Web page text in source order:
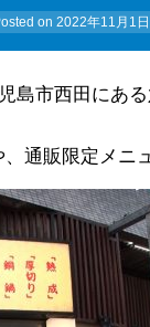
on2022年11月1日
島市西田にある
通販限定メニ